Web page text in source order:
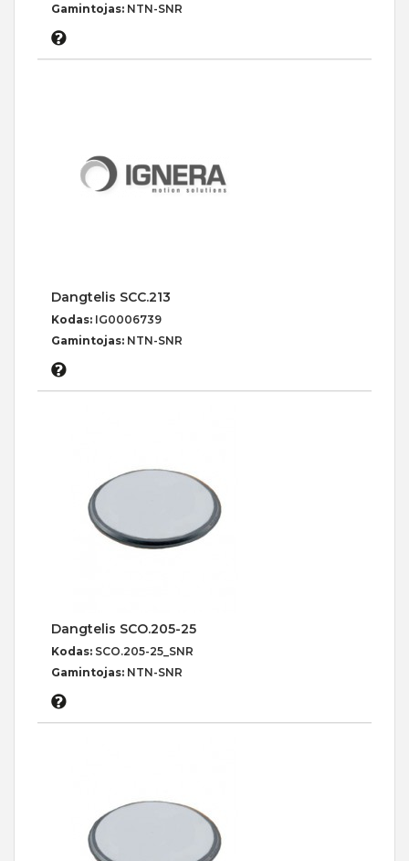
Gamintojas: NTN-SNR
Dangtelis SCC.213
Kodas: IG0006739
Gamintojas: NTN-SNR
Dangtelis SCO.205-25
Kodas: SCO.205-25_SNR
Gamintojas: NTN-SNR